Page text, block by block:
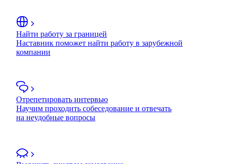
Найти работу за границей
Наставник поможет найти работу в зарубежной
компании
Отрепетировать интервью
Научим проходить собеседование и отвечать
на неудобные вопросы